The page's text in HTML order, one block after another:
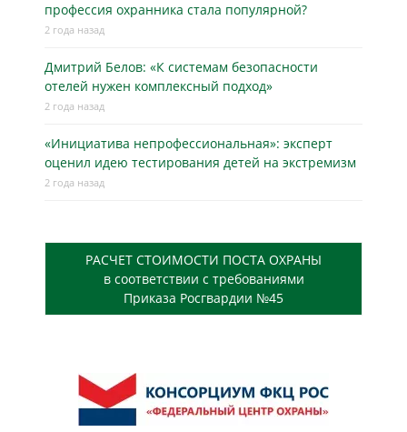
профессия охранника стала популярной?
2 года назад
Дмитрий Белов: «К системам безопасности
отелей нужен комплексный подход»
2 года назад
«Инициатива непрофессиональная»: эксперт
оценил идею тестирования детей на экстремизм
2 года назад
РАСЧЕТ СТОИМОСТИ ПОСТА ОХРАНЫ
в соответствии с требованиями
Приказа Росгвардии №45